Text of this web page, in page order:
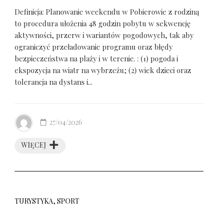
Definicja: Planowanie weekendu w Pobierowie z rodziną
to procedura ułożenia 48 godzin pobytu w sekwencję
aktywności, przerw i wariantów pogodowych, tak aby
ograniczyć przeładowanie programu oraz błędy
bezpieczeństwa na plaży i w terenie. : (1) pogoda i
ekspozycja na wiatr na wybrzeżu; (2) wiek dzieci oraz
tolerancja na dystans i...
WIĘCEJ
27/04/2026
TURYSTYKA, SPORT